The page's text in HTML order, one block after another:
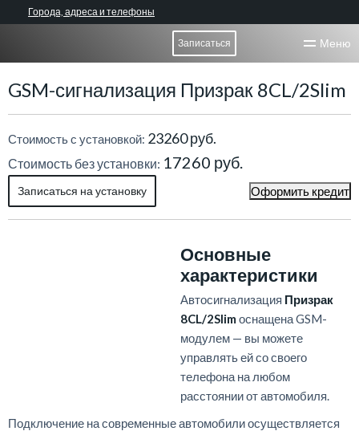
Города, адреса и телефоны
Записаться Меню
GSM-сигнализация Призрак 8CL/2Slim
Стоимость с установкой: 23260 руб.
Стоимость без установки: 17260 руб.
Записаться на установку Оформить кредит
Основные
характеристики
Автосигнализация Призрак
8CL/2Slim оснащена GSM-
модулем — вы можете
управлять ей со своего
телефона на любом
расстоянии от автомобиля.
Подключение на современные автомобили осуществляется